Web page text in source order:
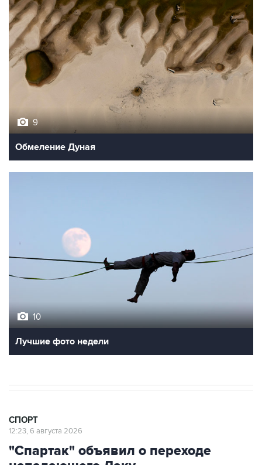
9
Обмеление Дуная
10
Лучшие фото недели
СПОРТ
12:23, 6 августа 2026
"Спартак" объявил о переходе